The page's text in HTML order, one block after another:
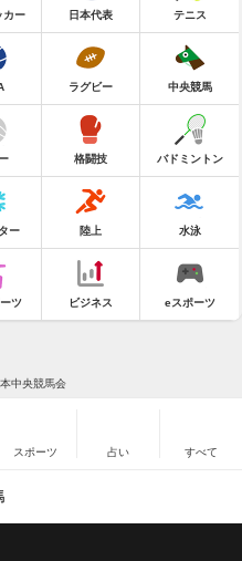
カー 日本代表 テニス
ラグビー 中央競馬
格闘技 バドミントン
ー 陸上 水泳
ツ ビジネス eスポーツ
中央競馬会
スポーツ 占い すべて